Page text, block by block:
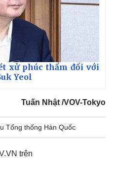
xử phúc thẩm đối với
Yeol
Tuấn Nhật /VOV-Tokyo
Tổng thống Hàn Quốc
trên